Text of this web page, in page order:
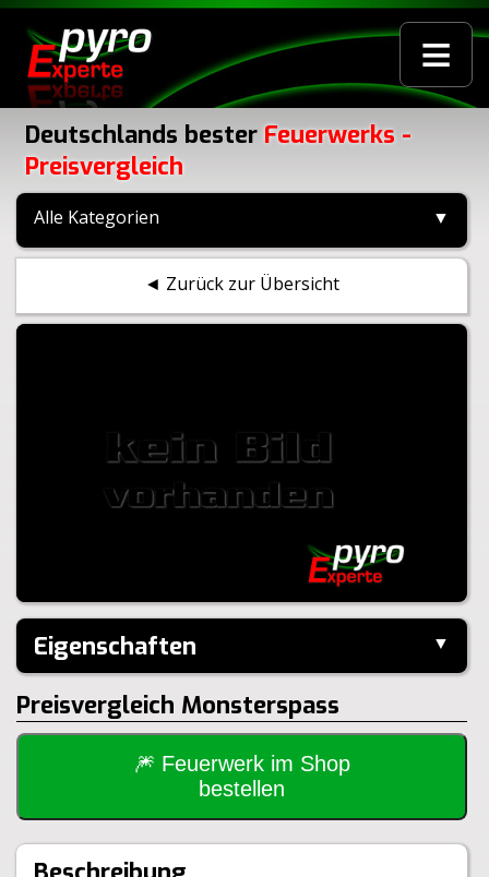
≡
Deutschlands bester Feuerwerks -
Preisvergleich
Alle Kategorien ▼
◄ Zurück zur Übersicht
Eigenschaften ▼
Hersteller:
Keller
Inhalt je Pack:
13 Stück
Inhalt je VE:
20 Stück
350g
130g
1.4S
Preisvergleich Monsterspass
🎆 Feuerwerk im Shop
bestellen